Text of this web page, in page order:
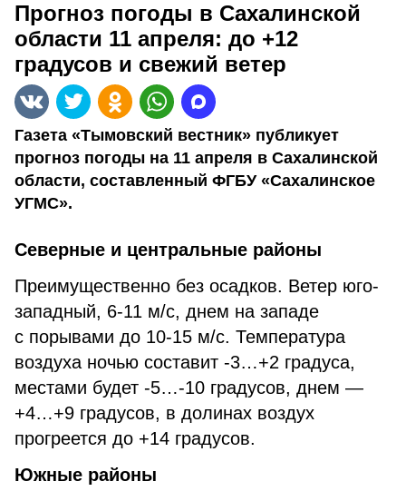
Прогноз погоды в Сахалинской
области 11 апреля: до +12
градусов и свежий ветер
Газета «Тымовский вестник» публикует
прогноз погоды на 11 апреля в Сахалинской
области, составленный ФГБУ «Сахалинское
УГМС».
Северные и центральные районы
Преимущественно без осадков. Ветер юго-
западный, 6-11 м/с, днем на западе
с порывами до 10-15 м/с. Температура
воздуха ночью составит -3…+2 градуса,
местами будет -5…-10 градусов, днем —
+4…+9 градусов, в долинах воздух
прогреется до +14 градусов.
Южные районы